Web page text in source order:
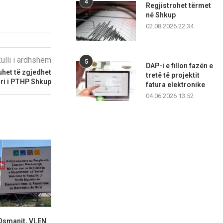
i ardhshëm
të zgjedhet
i PTHP Shkup
VLEN
4
Regjistrohet tërmet
në Shkup
02.08.2026 22:34
5
DAP-i e fillon fazën e
tretë të projektit
fatura elektronike
04.06.2026 13:52